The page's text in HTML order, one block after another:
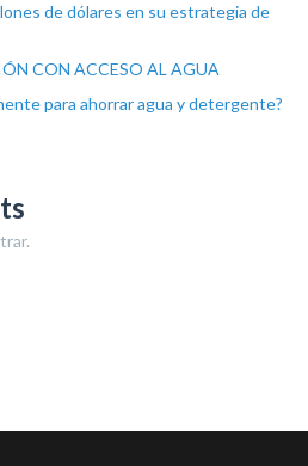
de dólares en su estrategia de
CON ACCESO AL AGUA
para ahorrar agua y detergente?